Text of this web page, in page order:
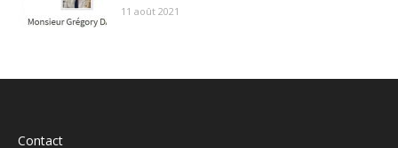
11 août 2021
Contact